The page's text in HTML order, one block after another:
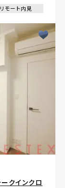
リモート内見
クインクロ